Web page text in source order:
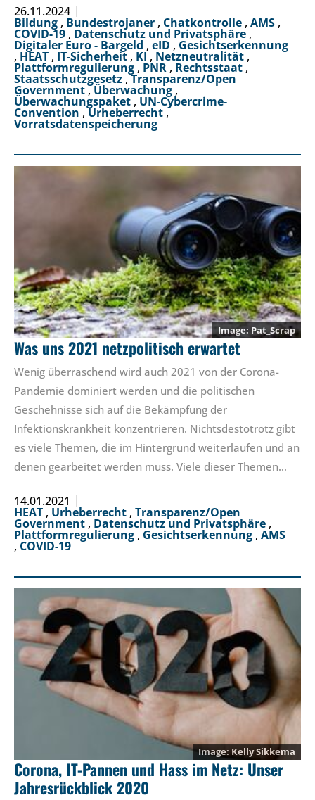
26.11.2024
Bildung , Bundestrojaner , Chatkontrolle , AMS ,
COVID-19 , Datenschutz und Privatsphäre ,
Digitaler Euro - Bargeld , eID , Gesichtserkennung
, HEAT , IT-Sicherheit , KI , Netzneutralität ,
Plattformregulierung , PNR , Rechtsstaat ,
Staatsschutzgesetz ,Transparenz/Open
Government,Überwachung ,
Überwachungspaket , UN-Cybercrime-
Convention ,Urheberrecht ,
Vorratsdatenspeicherung
Pat_Scrap
Was uns 2021 netzpolitisch erwartet
Wenig überraschend wird auch 2021 von der Corona-
Pandemie dominiert werden und die politischen
Geschehnisse sich auf die Bekämpfung der
Infektionskrankheit konzentrieren. Nichtsdestotrotz gibt
es viele Themen, die im Hintergrund weiterlaufen und an
denen gearbeitet werden muss. Viele dieser Themen…
14.01.2021
HEAT , Urheberrecht , Transparenz/Open
Government , Datenschutz und Privatsphäre ,
Plattformregulierung , Gesichtserkennung , AMS
, COVID-19
Kelly Sikkema
Corona, IT-Pannen und Hass im Netz: Unser
Jahresrückblick 2020